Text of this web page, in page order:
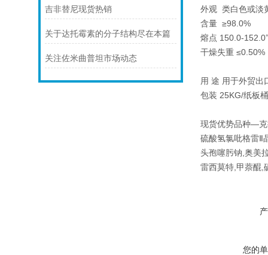
吉非替尼现货热销
关于达托霉素的分子结构尽在本篇
关注佐米曲普坦市场动态
外观 类白色或淡
含量 ≥98.0%
熔点 150.0-
干燥失重 ≤0.50%
用 途 用于外贸出
包装 25KG/纸板
现货优势品种—克
硫酸氢氯吡格雷Ⅱ
头孢噻肟钠,奥美
雷西莫特,甲萘醌,
您的